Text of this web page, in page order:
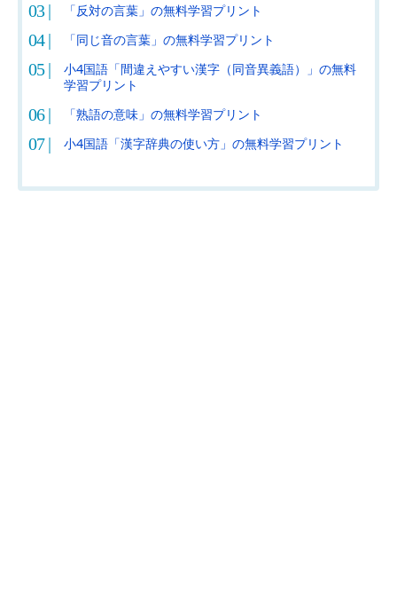
「反対の言葉」の無料学習プリント
「同じ音の言葉」の無料学習プリント
小4国語「間違えやすい漢字（同音異義語）」の無料
学習プリント
「熟語の意味」の無料学習プリント
小4国語「漢字辞典の使い方」の無料学習プリント